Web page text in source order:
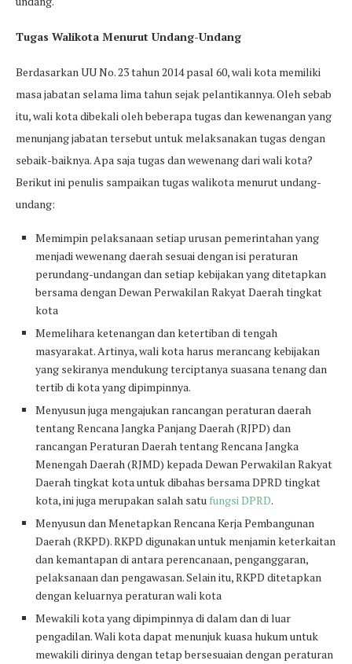
Tugas Walikota Menurut Undang-Undang
Berdasarkan UU No. 23 tahun 2014 pasal 60, wali kota memiliki
masa jabatan selama lima tahun sejak pelantikannya. Oleh sebab
itu, wali kota dibekali oleh beberapa tugas dan kewenangan yang
menunjang jabatan tersebut untuk melaksanakan tugas dengan
sebaik-baiknya. Apa saja tugas dan wewenang dari wali kota?
Berikut ini penulis sampaikan tugas walikota menurut undang-
undang:
Memimpin pelaksanaan setiap urusan pemerintahan yang
menjadi wewenang daerah sesuai dengan isi peraturan
perundang-undangan dan setiap kebijakan yang ditetapkan
bersama dengan Dewan Perwakilan Rakyat Daerah tingkat
kota
Memelihara ketenangan dan ketertiban di tengah
masyarakat. Artinya, wali kota harus merancang kebijakan
yang sekiranya mendukung terciptanya suasana tenang dan
tertib di kota yang dipimpinnya.
Menyusun juga mengajukan rancangan peraturan daerah
tentang Rencana Jangka Panjang Daerah (RJPD) dan
rancangan Peraturan Daerah tentang Rencana Jangka
Menengah Daerah (RJMD) kepada Dewan Perwakilan Rakyat
Daerah tingkat kota untuk dibahas bersama DPRD tingkat
kota, ini juga merupakan salah satu fungsi DPRD.
Menyusun dan Menetapkan Rencana Kerja Pembangunan
Daerah (RKPD). RKPD digunakan untuk menjamin keterkaitan
dan kemantapan di antara perencanaan, penganggaran,
pelaksanaan dan pengawasan. Selain itu, RKPD ditetapkan
dengan keluarnya peraturan wali kota
Mewakili kota yang dipimpinnya di dalam dan di luar
pengadilan. Wali kota dapat menunjuk kuasa hukum untuk
mewakili dirinya dengan tetap bersesuaian dengan peraturan